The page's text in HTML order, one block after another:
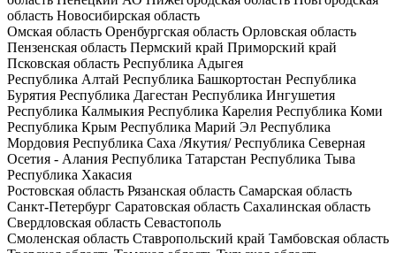
область Новосибирская область
Омская область Оренбургская область Орловская область
Пензенская область Пермский край Приморский край
Псковская область Республика Адыгея
Республика Алтай Республика Башкортостан Республика
Бурятия Республика Дагестан Республика Ингушетия
Республика Калмыкия Республика Карелия Республика Коми
Республика Крым Республика Марий Эл Республика
Мордовия Республика Саха /Якутия/Республика Северная
Осетия - Алания Республика Татарстан Республика Тыва
Республика Хакасия
Ростовская область Рязанская область Самарская область
Санкт-Петербург Саратовская область Сахалинская область
Свердловская область Севастополь
Смоленская область Ставропольский край Тамбовская область